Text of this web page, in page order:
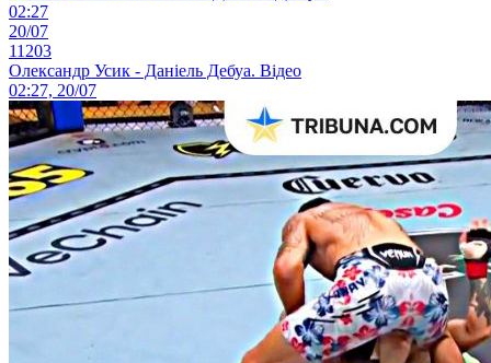
02:27
20/07
11203
Олександр Усик - Даніель Дебуа. Відео
02:27, 20/07